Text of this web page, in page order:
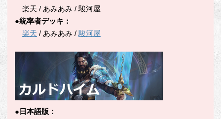
楽天 / あみあみ / 駿河屋
●統率者デッキ：
楽天 / あみあみ /駿河屋
●日本語版：